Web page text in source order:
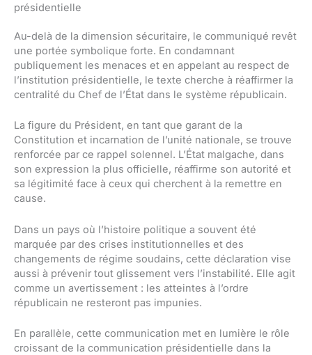
présidentielle
Au-delà de la dimension sécuritaire, le communiqué revêt
une portée symbolique forte. En condamnant
publiquement les menaces et en appelant au respect de
l’institution présidentielle, le texte cherche à réaffirmer la
centralité du Chef de l’État dans le système républicain.
La figure du Président, en tant que garant de la
Constitution et incarnation de l’unité nationale, se trouve
renforcée par ce rappel solennel. L’État malgache, dans
son expression la plus officielle, réaffirme son autorité et
sa légitimité face à ceux qui cherchent à la remettre en
cause.
Dans un pays où l’histoire politique a souvent été
marquée par des crises institutionnelles et des
changements de régime soudains, cette déclaration vise
aussi à prévenir tout glissement vers l’instabilité. Elle agit
comme un avertissement : les atteintes à l’ordre
républicain ne resteront pas impunies.
En parallèle, cette communication met en lumière le rôle
croissant de la communication présidentielle dans la